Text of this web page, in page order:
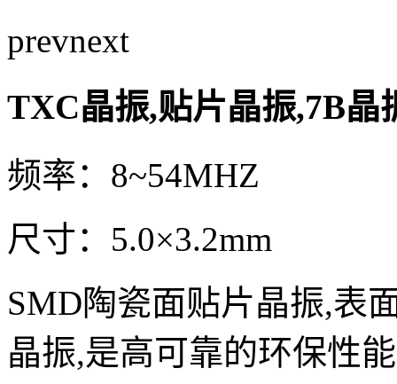
prevnext
TXC晶振,贴片晶振,7B晶
频率：8~54MHZ
尺寸：5.0×3.2mm
SMD陶瓷面贴片晶振,表
晶振,是高可靠的环保性